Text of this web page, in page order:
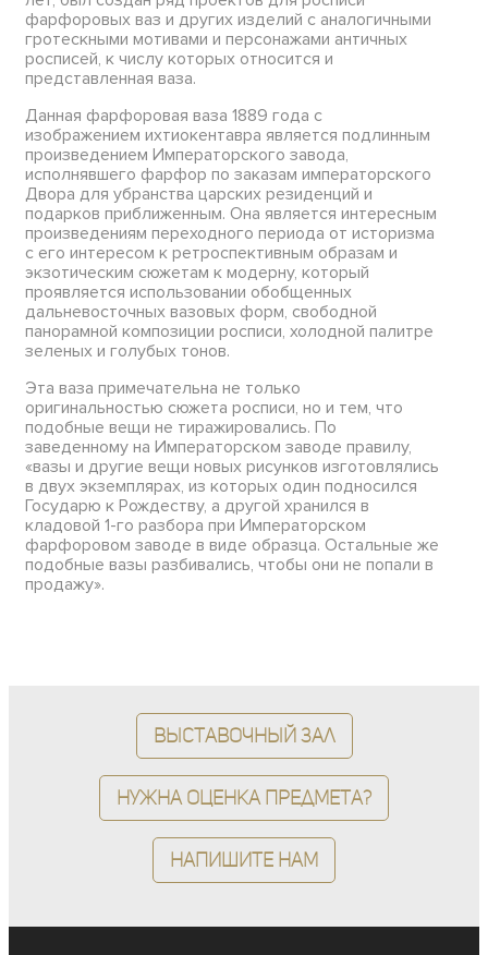
фарфоровых ваз и других изделий с аналогичными
гротескными мотивами и персонажами античных
росписей, к числу которых относится и
представленная ваза.
Данная фарфоровая ваза 1889 года с
изображением ихтиокентавра является подлинным
произведением Императорского завода,
исполнявшего фарфор по заказам императорского
Двора для убранства царских резиденций и
подарков приближенным. Она является интересным
произведениям переходного периода от историзма
с его интересом к ретроспективным образам и
экзотическим сюжетам к модерну, который
проявляется использовании обобщенных
дальневосточных вазовых форм, свободной
панорамной композиции росписи, холодной палитре
зеленых и голубых тонов.
Эта ваза примечательна не только
оригинальностью сюжета росписи, но и тем, что
подобные вещи не тиражировались. По
заведенному на Императорском заводе правилу,
«вазы и другие вещи новых рисунков изготовлялись
в двух экземплярах, из которых один подносился
Государю к Рождеству, а другой хранился в
кладовой 1-го разбора при Императорском
фарфоровом заводе в виде образца. Остальные же
подобные вазы разбивались, чтобы они не попали в
продажу».
Выставочный зал
Нужна оценка предмета?
Напишите нам